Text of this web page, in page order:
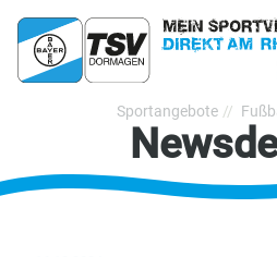
TSV
Bayer
Dormagen
1920
Sportangebote